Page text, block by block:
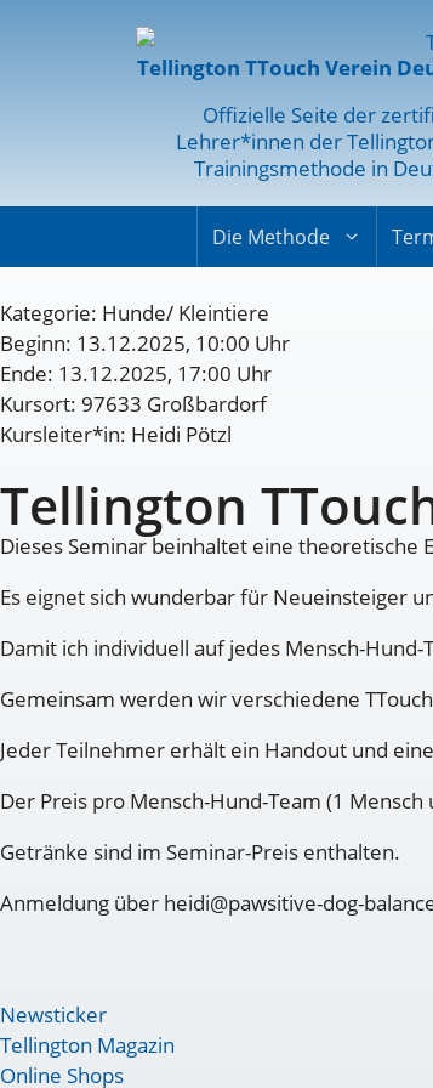
Tellington TTouch Verein
Offizielle Seite der
Lehrer*innen der
Trainingsmethode in
Die Methode
Kategorie: Hunde/ Kleintiere
Beginn: 13.12.2025, 10:00 Uhr
Ende: 13.12.2025, 17:00 Uhr
Kursort: 97633 Großbardorf
Kursleiter*in: Heidi Pötzl
Tellington
Dieses Seminar beinhaltet eine theoretische
Es eignet sich wunderbar für Neueinsteiger
Damit ich individuell auf jedes Mensch-
Gemeinsam werden wir verschiedene
Jeder Teilnehmer erhält ein Handout und
Der Preis pro Mensch-Hund-Team (1
Getränke sind im Seminar-Preis enthalten.
Anmeldung über heidi@pawsitive-dog-
Newsticker
Tellington Magazin
Online Shops